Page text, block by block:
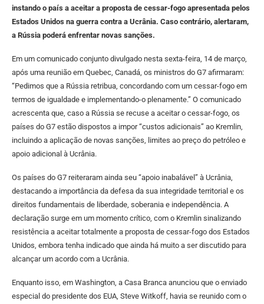
instando o país a aceitar a proposta de cessar-fogo apresentada pelos
Estados Unidos na guerra contra a Ucrânia. Caso contrário, alertaram,
a Rússia poderá enfrentar novas sanções.
Em um comunicado conjunto divulgado nesta sexta-feira, 14 de março,
após uma reunião em Quebec, Canadá, os ministros do G7 afirmaram:
“Pedimos que a Rússia retribua, concordando com um cessar-fogo em
termos de igualdade e implementando-o plenamente.” O comunicado
acrescenta que, caso a Rússia se recuse a aceitar o cessar-fogo, os
países do G7 estão dispostos a impor “custos adicionais” ao Kremlin,
incluindo a aplicação de novas sanções, limites ao preço do petróleo e
apoio adicional à Ucrânia.
Os países do G7 reiteraram ainda seu “apoio inabalável” à Ucrânia,
destacando a importância da defesa da sua integridade territorial e os
direitos fundamentais de liberdade, soberania e independência. A
declaração surge em um momento crítico, com o Kremlin sinalizando
resistência a aceitar totalmente a proposta de cessar-fogo dos Estados
Unidos, embora tenha indicado que ainda há muito a ser discutido para
alcançar um acordo com a Ucrânia.
Enquanto isso, em Washington, a Casa Branca anunciou que o enviado
especial do presidente dos EUA, Steve Witkoff, havia se reunido com o